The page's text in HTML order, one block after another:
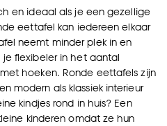
en ideaal als je een gezellige
eettafel kan iedereen elkaar
neemt minder plek in en
flexibeler in het aantal
hoeken. Ronde eettafels zijn
modern als klassiek interieur
kindjes rond in huis? Een
kinderen omdat ze hun